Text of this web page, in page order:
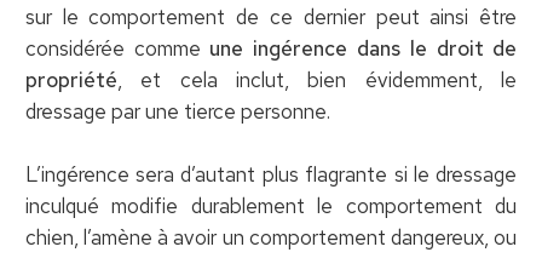
sur le comportement de ce dernier peut ainsi être
considérée comme une ingérence dans le droit de
propriété, et cela inclut, bien évidemment, le
dressage par une tierce personne.
L’ingérence sera d’autant plus flagrante si le dressage
inculqué modifie durablement le comportement du
chien, l’amène à avoir un comportement dangereux, ou